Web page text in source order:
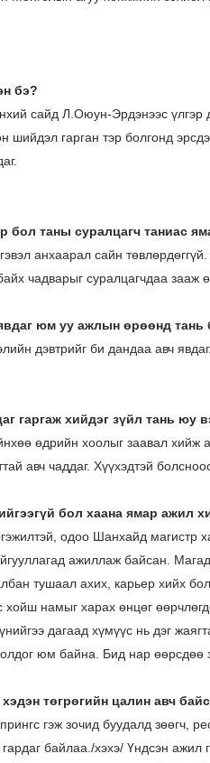
бэ?
сайд Л.Оюун-Эрдэнээс үлгэр
шийдэл гарган тэр болгонд
бол таны суралцагч таниас
анхаарал сайн
чадварыг суралцагчдаа зааж
юм уу ажлын өрөөнд тань
дэвтрийг би дандаа авч
гаргаж хийдэг зүйл тань юу
өдрийн хоолыг заавал хийж
авч чаддаг. Хүүхэдтэй
бол хаана ямар ажил
одоо Шанхайд магистр
ажиллаж байсан.
тушаал ахих, карьер хийх
хойш намыг харах өнцөг
дагаад хүмүүс нь дэг
юм байна. Бид нар өөрсдөө
төгрөгийн цалин авч
гэж зочид буудалд зөөгч,
байлаа./хэхэ/ Үндсэн